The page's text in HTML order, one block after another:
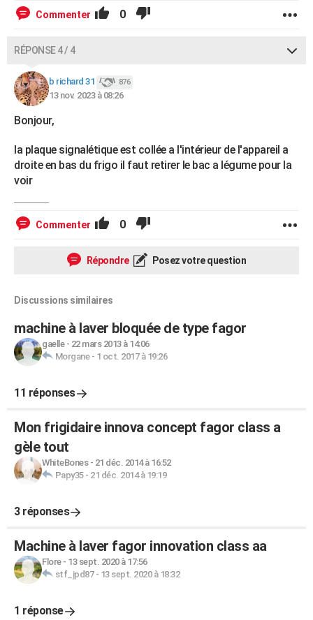
Commenter 0
RÉPONSE 4 / 4
b richard 31 876
13 nov. 2023 à 08:26
Bonjour,
la plaque signalétique est collée a l'intérieur de l'appareil a
droite en bas du frigo il faut retirer le bac a légume pour la
voir
Commenter 0
Répondre Posez votre question
Discussions similaires
machine à laver bloquée de type fagor
gaelle- 22 mars 2013 à 14:06
Morgane- 1 oct. 2017 à 19:26
11 réponses
Mon frigidaire innova concept fagor class a
gèle tout
WhiteBones- 21 déc. 2014 à 16:52
Papy35- 21 déc. 2014 à 19:19
3 réponses
Machine à laver fagor innovation class aa
Flore- 13 sept. 2020 à 17:56
stf_jpd87- 13 sept. 2020 à 18:32
1 réponse